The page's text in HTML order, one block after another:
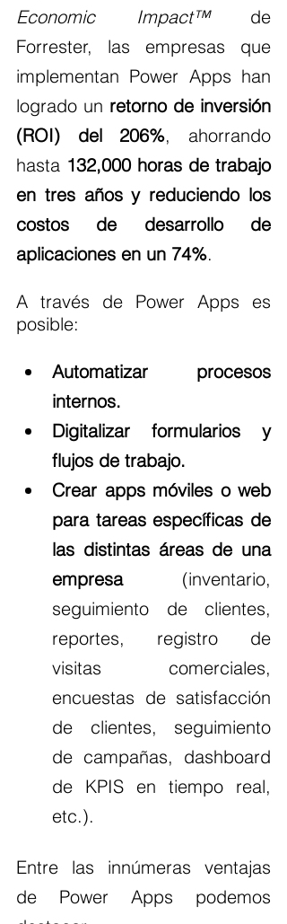
Economic Impact™ de
Forrester, las empresas que
implementan Power Apps han
logrado un retorno de inversión
(ROI) del 206%, ahorrando
hasta 132,000 horas de trabajo
en tres años y reduciendo los
costos de desarrollo de
aplicaciones en un 74%.
A través de Power Apps es
posible:
Automatizar procesos
internos.
Digitalizar formularios y
flujos de trabajo.
Crear apps móviles o web
para tareas específicas de
las distintas áreas de una
empresa (inventario,
seguimiento de clientes,
reportes, registro de
visitas comerciales,
encuestas de satisfacción
de clientes, seguimiento
de campañas, dashboard
de KPIS en tiempo real,
etc.).
Entre las innúmeras ventajas
de Power Apps podemos